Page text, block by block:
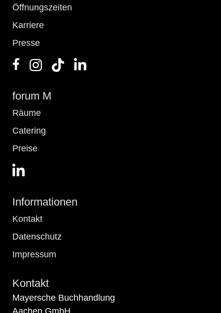
Öffnungszeiten
Karriere
Presse
forum M
Räume
Catering
Preise
Informationen
Kontakt
Datenschutz
Impressum
Kontakt
Mayersche Buchhandlung
Aachen GmbH